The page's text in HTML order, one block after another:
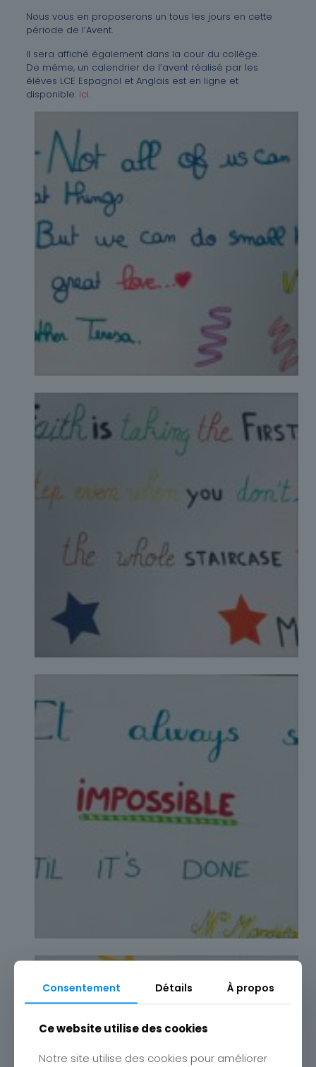
Nous vous en proposerons un tous les jours en cette
période de l’Avent.
Il sera affiché également dans la cour du collège.
De même, un calendrier de l’avent réalisé par les
élèves LCE Espagnol et Anglais est en ligne et
disponible: ici.
Consentement Détails À propos
Ce website utilise des cookies
Notre site utilise des cookies pour améliorer